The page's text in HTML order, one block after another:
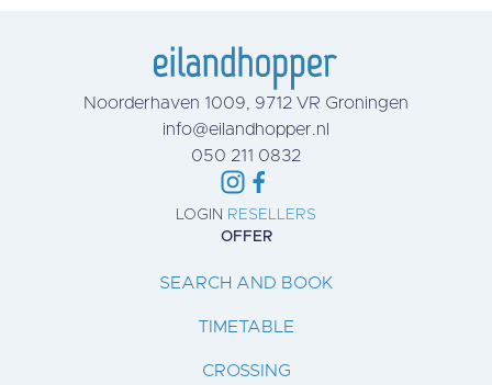
Noorderhaven 1009, 9712 VR Groningen
info@eilandhopper.nl
050 211 0832
LOGIN RESELLERS
OFFER
SEARCH AND BOOK
TIMETABLE
CROSSING